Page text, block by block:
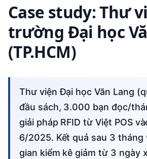
Case study: Thư
trường Đại học
(TP.HCM)
Thư viện Đại học Văn Lang (quy mô 25.000
đầu sách, 3.000 bạn đọc/
giải pháp RFID từ Việt POS
6/2025. Kết quả sau 3 tháng
gian kiểm kê giảm từ 3 ngày